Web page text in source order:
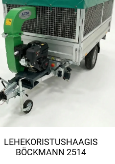
LEHEKORISTUSHAAGIS
BÖCKMANN 2514